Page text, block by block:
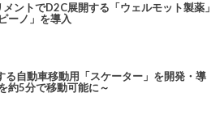
ントでD2C展開する「ウェルモット製薬」
ーノ」を導入
る自動車移動用「スケーター」を開発・導
約5分で移動可能に～